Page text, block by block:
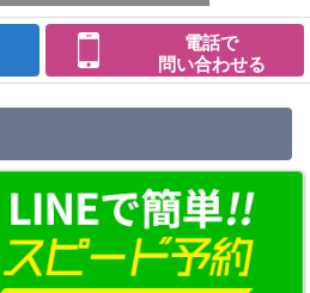
電話で
問い合わせる